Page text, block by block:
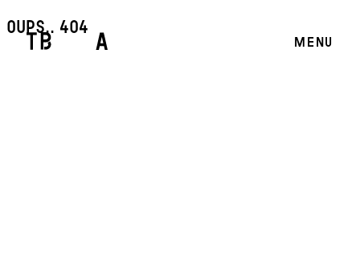
MENU
oups.. 404